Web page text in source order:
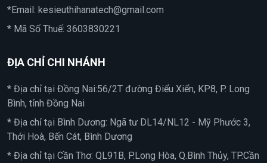
*Email: kesieuthihanatech@gmail.com
* Mã Số Thuế: 3603830221
ĐỊA CHỈ CHI NHÁNH
* Địa chỉ tại Đồng Nai:56/2T đường Điểu Xiển, KP8, P. Long
Bình, tỉnh Đồng Nai
* Địa chỉ tại Bình Dương: Ngã tư DL14/NL12 - Mỹ Phước 3,
Thới Hoà, Bến Cát, Bình Dương
* Địa chỉ tại Cần Thơ: QL91B, P.Long Hòa, Q.Bình Thủy, TP.Cần